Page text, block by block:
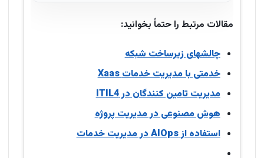
مقالات مرتبط را حتماً بخوانید:
چالشهای زیرساخت شبکه
Xaas خدمتی با مدیریت خدمات
مدیریت تامین کنندگان در ITIL4
هوش مصنوعی در مدیریت پروژه
استفاده از AIOps در مدیریت خدمات